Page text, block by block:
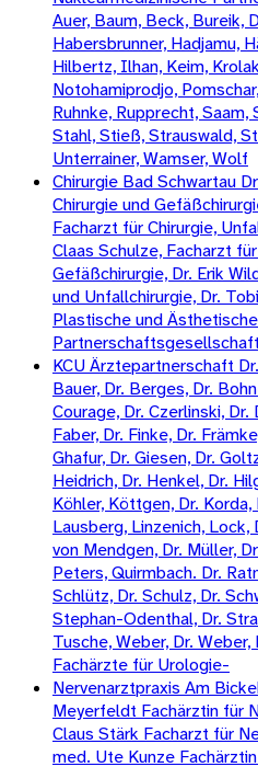
Auer, Baum, Beck, Bureik,
Habersbrunner, Hadjamu,
Hilbertz, Ilhan, Keim,
Notohamiprodjo,
Ruhnke, Rupprecht,
Stahl, Stieß, Strauswald,
Unterrainer, Wamser, Wolf
Chirurgie Bad Schwartau
Chirurgie und
Facharzt für Chirurgie,
Claas Schulze, Facharzt
Gefäßchirurgie, Dr. Erik
und Unfallchirurgie, Dr.
Plastische und
Partnerschaftsgesellschaft
KCU Ärztepartnerschaft
Bauer, Dr. Berges, Dr.
Courage, Dr. Czerlinski, Dr.
Faber, Dr. Finke, Dr.
Ghafur, Dr. Giesen, Dr.
Heidrich, Dr. Henkel, Dr.
Köhler, Köttgen, Dr. Korda,
Lausberg, Linzenich,
von Mendgen, Dr. Müller,
Peters, Quirmbach. Dr.
Schlütz, Dr. Schulz, Dr.
Stephan-Odenthal, Dr.
Tusche, Weber, Dr. Weber,
Fachärzte für Urologie-
Nervenarztpraxis Am
Meyerfeldt Fachärztin für
Claus Stärk Facharzt für
med. Ute Kunze